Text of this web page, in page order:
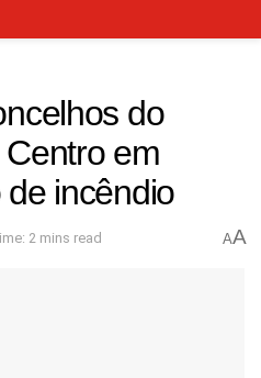
do
em
incêndio
2 mins read AA